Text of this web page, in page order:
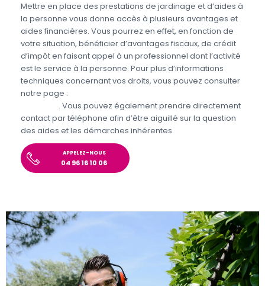
Mettre en place des prestations de jardinage et d’aides à
la personne vous donne accès à plusieurs avantages et
aides financières. Vous pourrez en effet, en fonction de
votre situation, bénéficier d’avantages fiscaux, de crédit
d’impôt en faisant appel à un professionnel dont l’activité
est le service à la personne. Pour plus d’informations
techniques concernant vos droits, vous pouvez consulter
notre page :
. Vous pouvez également prendre directement
contact par téléphone afin d’être aiguillé sur la question
des aides et les démarches inhérentes.
APPELEZ-NOUS
04 96 16 10 06